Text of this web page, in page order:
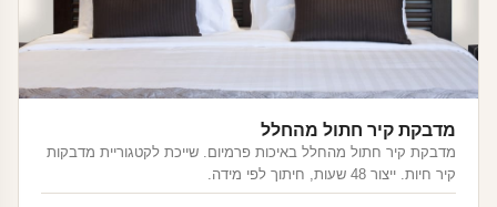
מדבקת קיר חתול מהחלל
מדבקת קיר חתול מהחלל באיכות פרמיום. שייכת לקטגוריית מדבקות
קיר חיות. ייצור 48 שעות, חיתוך לפי מידה.